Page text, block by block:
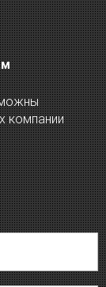
компании